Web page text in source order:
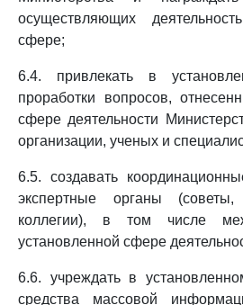
осуществляющих
сфере;
6.4. привлекать в
проработки вопросов,
сфере деятельности
организации, ученых и
6.5. создавать
экспертные органы
коллегии), в том числе
установленной сфере
6.6. учреждать в
средства массовой